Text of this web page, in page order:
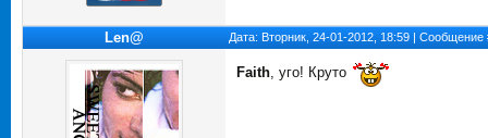
Len@ Дата: Вторник, 24-01-2012, 18:59 |
Faith, уго! Круто